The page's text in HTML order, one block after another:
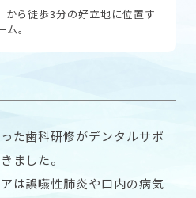
から徒歩3分の好立地に位置す
。
た歯科研修がデンタルサポ
ました。
は誤嚥性肺炎や口内の病気